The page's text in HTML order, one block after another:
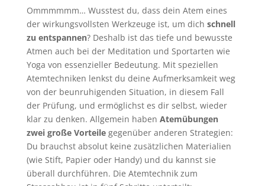
Ommmmmm… Wusstest du, dass dein Atem eines
der wirkungsvollsten Werkzeuge ist, um dich schnell
zu entspannen? Deshalb ist das tiefe und bewusste
Atmen auch bei der Meditation und Sportarten wie
Yoga von essenzieller Bedeutung. Mit speziellen
Atemtechniken lenkst du deine Aufmerksamkeit weg
von der beunruhigenden Situation, in diesem Fall
der Prüfung, und ermöglichst es dir selbst, wieder
klar zu denken. Allgemein haben Atemübungen
zwei große Vorteilegegenüber anderen Strategien:
Du brauchst absolut keine zusätzlichen Materialien
(wie Stift, Papier oder Handy) und du kannst sie
überall durchführen. Die Atemtechnik zum